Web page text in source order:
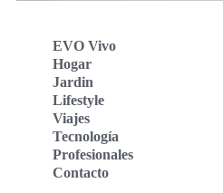
EVO Vivo
Hogar
Jardin
Lifestyle
Viajes
Tecnología
Profesionales
Contacto